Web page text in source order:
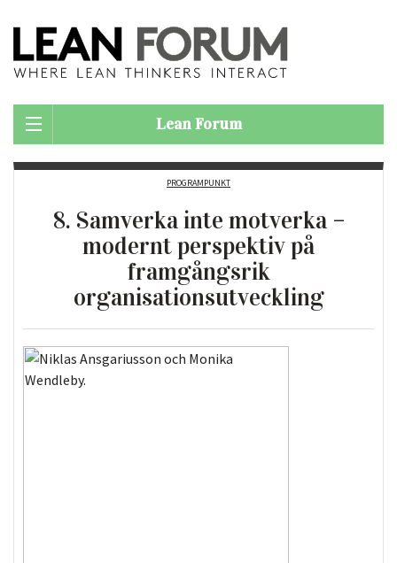
Lean Forum
PROGRAMPUNKT
8. Samverka inte motverka –
modernt perspektiv på
framgångsrik
organisationsutveckling